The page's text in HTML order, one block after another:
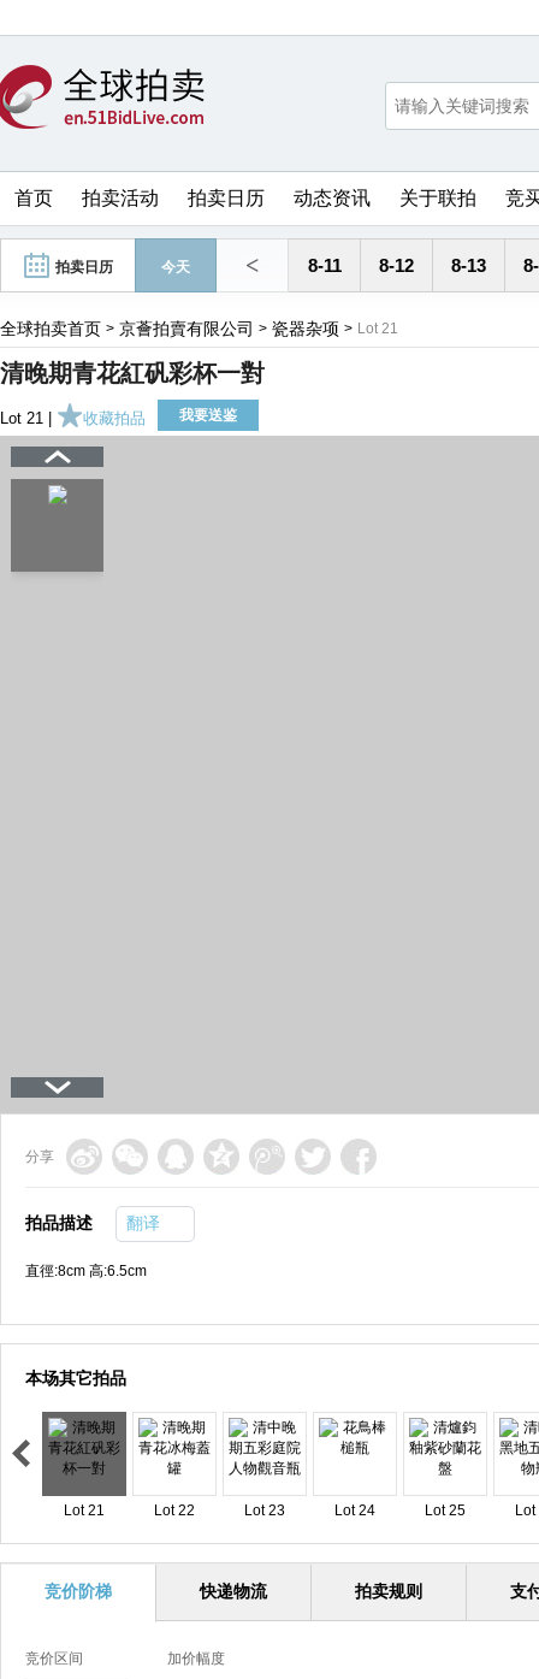
首页 拍卖活动 拍卖日历 动态资讯 关于联拍 竞
拍卖日历 今天 < 8-11 8-12 8-13
全球拍卖首页 > 京薈拍賣有限公司 > 瓷器杂项 > Lot 21
清晚期青花紅矾彩杯一對
Lot 21 | 收藏拍品 我要送鉴
分享
拍品描述 翻译
直徑:8cm 高:6.5cm
本场其它拍品
Lot 21 Lot 22 Lot 23 Lot 24 Lot 25
竞价阶梯 快递物流 拍卖规则 支
竞价区间 加价幅度